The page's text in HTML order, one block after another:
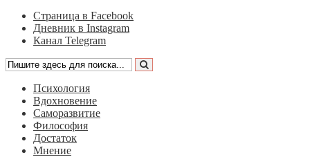
Страница в Facebook
Дневник в Instagram
Канал Telegram
Психология
Вдохновение
Саморазвитие
Философия
Достаток
Мнение